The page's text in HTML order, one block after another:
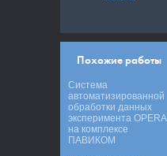
Похожие работы
Система
автоматизированной
обработки данных
эксперимента OPERA
на комплексе
ПАВИКОМ